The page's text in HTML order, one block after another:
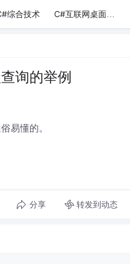
综合技术 C#互联网桌面应用
询的举例
易懂的。
分享 转发到动态